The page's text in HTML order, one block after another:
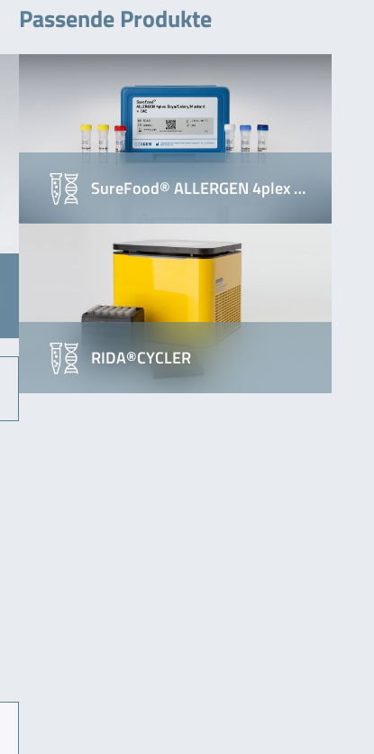
Passende Produkte
SureFood® ALLERGEN 4plex …
RIDA®CYCLER